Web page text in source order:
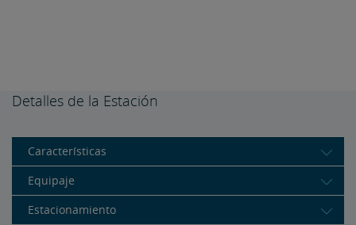
Detalles de la Estación
Características
Equipaje
Estacionamiento